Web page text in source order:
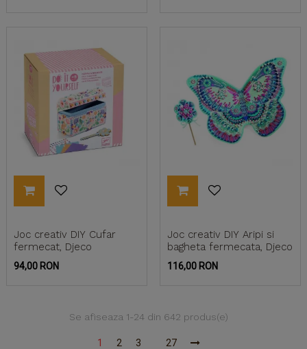
Joc creativ DIY Cufar
fermecat, Djeco
Pret
94,00 RON
Joc creativ DIY Aripi si
bagheta fermecata, Djeco
Pret
116,00 RON
Se afiseaza 1-24 din 642 produs(e)
1 2 3 27